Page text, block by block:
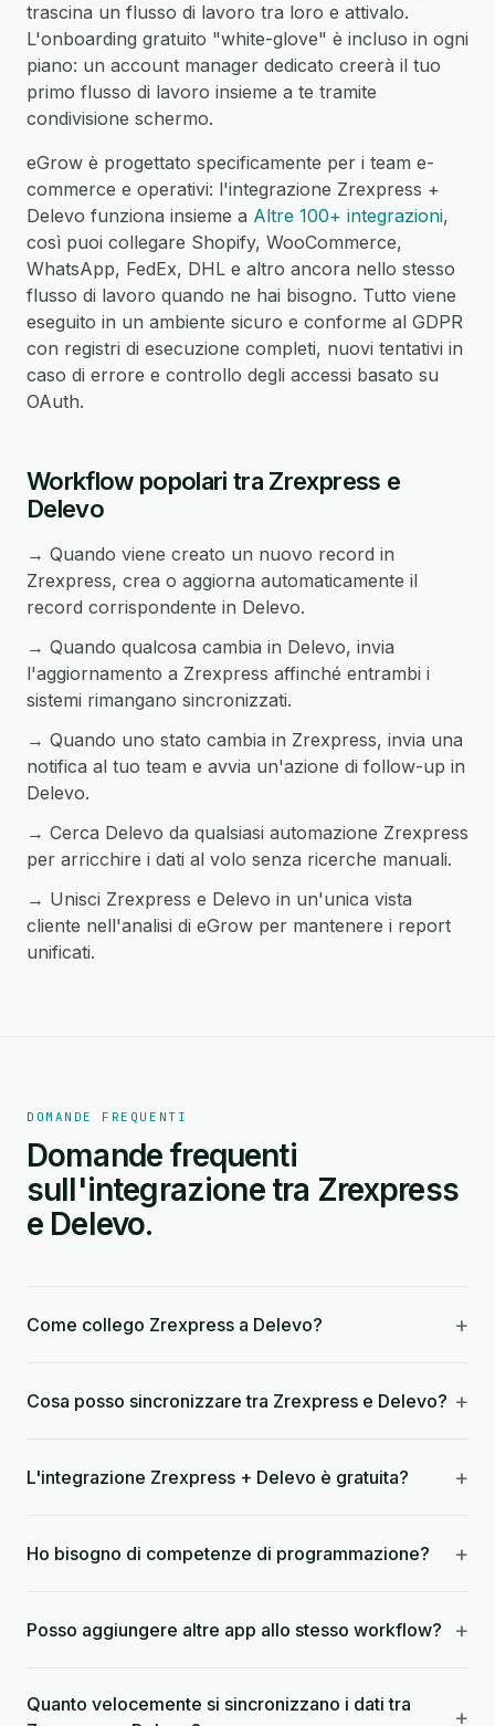
trascina un flusso di lavoro tra loro e attivalo.
L'onboarding gratuito "white-glove" è incluso in ogni
piano: un account manager dedicato creerà il tuo
primo flusso di lavoro insieme a te tramite
condivisione schermo.
eGrow è progettato specificamente per i team e-
commerce e operativi: l'integrazione Zrexpress +
Delevo funziona insieme a Altre 100+ integrazioni,
così puoi collegare Shopify, WooCommerce,
WhatsApp, FedEx, DHL e altro ancora nello stesso
flusso di lavoro quando ne hai bisogno. Tutto viene
eseguito in un ambiente sicuro e conforme al GDPR
con registri di esecuzione completi, nuovi tentativi in
caso di errore e controllo degli accessi basato su
OAuth.
Workflow popolari tra Zrexpress e
Delevo
→ Quando viene creato un nuovo record in
Zrexpress, crea o aggiorna automaticamente il
record corrispondente in Delevo.
→ Quando qualcosa cambia in Delevo, invia
l'aggiornamento a Zrexpress affinché entrambi i
sistemi rimangano sincronizzati.
→ Quando uno stato cambia in Zrexpress, invia una
notifica al tuo team e avvia un'azione di follow-up in
Delevo.
→ Cerca Delevo da qualsiasi automazione Zrexpress
per arricchire i dati al volo senza ricerche manuali.
→ Unisci Zrexpress e Delevo in un'unica vista
cliente nell'analisi di eGrow per mantenere i report
unificati.
DOMANDE FREQUENTI
Domande frequenti
sull'integrazione tra Zrexpress
e Delevo.
Come collego Zrexpress a Delevo? +
Cosa posso sincronizzare tra Zrexpress e Delevo? +
L'integrazione Zrexpress + Delevo è gratuita? +
Ho bisogno di competenze di programmazione? +
Posso aggiungere altre app allo stesso workflow? +
Quanto velocemente si sincronizzano i dati tra
+